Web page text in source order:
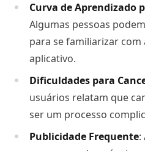
Curva de Aprendizado
Algumas pessoas
para se familiarizar
aplicativo.
Dificuldades para
usuários relatam que
ser um processo
Publicidade Frequente: